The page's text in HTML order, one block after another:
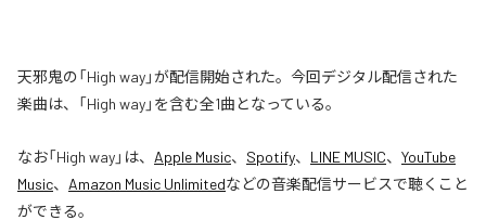
天邪鬼の「High way」が配信開始された。今回デジタル配信された
楽曲は、「High way」を含む全1曲となっている。
なお「High way」は、 Apple Music、 Spotify、 LINE MUSIC、 YouTube
Music、 Amazon Music Unlimitedなどの音楽配信サービスで聴くこと
ができる。